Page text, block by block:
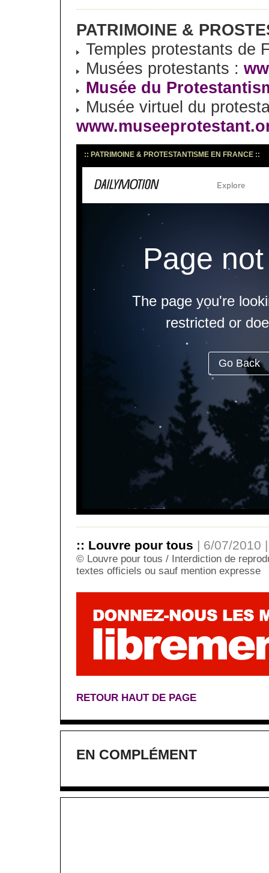
PATRIMOINE &
Temples protestants de
Musées protestants :
Musée du
Musée virtuel du
:: PATRIMOINE & PROTESTANTISME EN FRANCE ::
:: Louvre pour tous | 6/07/2010
© Louvre pour tous / Interdiction de
textes officiels ou sauf mention expresse
RETOUR HAUT DE PAGE
EN COMPLÉMENT